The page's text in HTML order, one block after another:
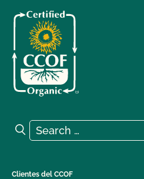
Search for:
Search
Clientes del CCOF